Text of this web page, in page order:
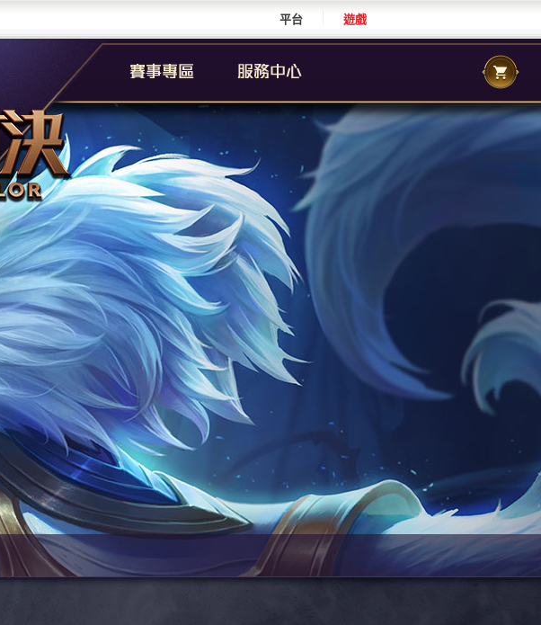
遊戲
平台
GCS 職業聯賽
傳說城市賽
校園傳說
ACS 校園聯賽
傳說國際賽
社群自辦賽事